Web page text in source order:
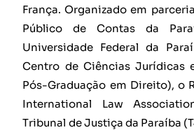
França. Organizado em
Público de Contas da
Universidade Federal da
Centro de Ciências Jurídicas
Pós-Graduação em Direito), o
International Law
Tribunal de Justiça da Paraíba